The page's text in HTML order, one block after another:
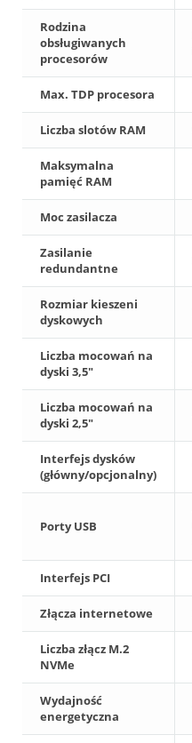
Rodzina
obsługiwanych
procesorów
Max. TDP procesora
Liczba slotów RAM
Maksymalna
pamięć RAM
Moc zasilacza
Zasilanie
redundantne
Rozmiar kieszeni
dyskowych
Liczba mocowań na
dyski 3,5"
Liczba mocowań na
dyski 2,5"
Interfejs dysków
(główny/opcjonalny)
Porty USB
Interfejs PCI
Złącza internetowe
Liczba złącz M.2
NVMe
Wydajność
energetyczna